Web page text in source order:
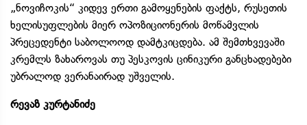
„ნოვიჩოკის“ კიდევ ერთი გამოყენების ფაქტს, რუსეთის
ხელისუფლების მიერ ოპოზიციონერის მოწამვლის
პრეცედენტი საბოლოოდ დამტკიცდება. ამ შემთხვევაში
კრემლს ზახაროვას თუ პესკოვის ცინიკური განცხადებები
უბრალოდ ვერანაირად უშველის.
რევაზ კურტანიძე